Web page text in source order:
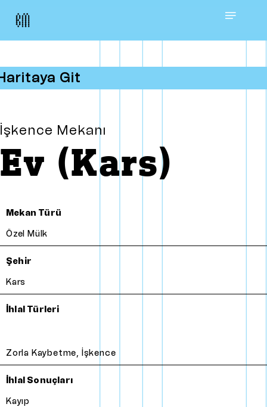
Skip
content
Menu
Git
İşkence Mekanı
Ev (Kars)
Mekan Türü
Özel Mülk
Şehir
Kars
İhlal Türleri
Zorla Kaybetme, İşkence
İhlal Sonuçları
Kayıp